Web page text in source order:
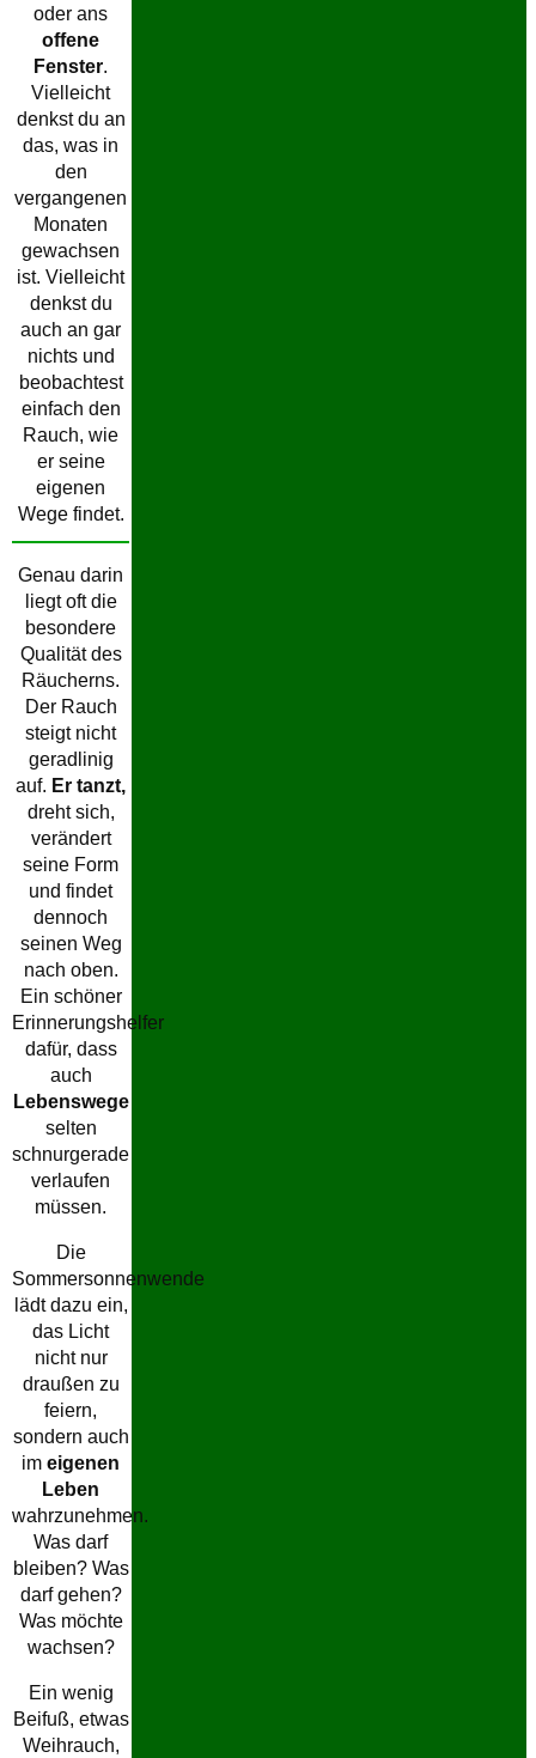
oder ans
offene
Fenster.
Vielleicht
denkst du an
das, was in
den
vergangenen
Monaten
gewachsen
ist. Vielleicht
denkst du
auch an gar
nichts und
beobachtest
einfach den
Rauch, wie
er seine
eigenen
Wege findet.
Genau darin
liegt oft die
besondere
Qualität des
Räucherns.
Der Rauch
steigt nicht
geradlinig
auf. Er tanzt,
dreht sich,
verändert
seine Form
und findet
dennoch
seinen Weg
nach oben.
Ein schöner
Erinnerungshelfer
dafür, dass
auch
Lebenswege
selten
schnurgerade
verlaufen
müssen.
Die
Sommersonnenwende
lädt dazu ein,
das Licht
nicht nur
draußen zu
feiern,
sondern auch
im eigenen
Leben
wahrzunehmen.
Was darf
bleiben? Was
darf gehen?
Was möchte
wachsen?
Ein wenig
Beifuß, etwas
Weihrauch,